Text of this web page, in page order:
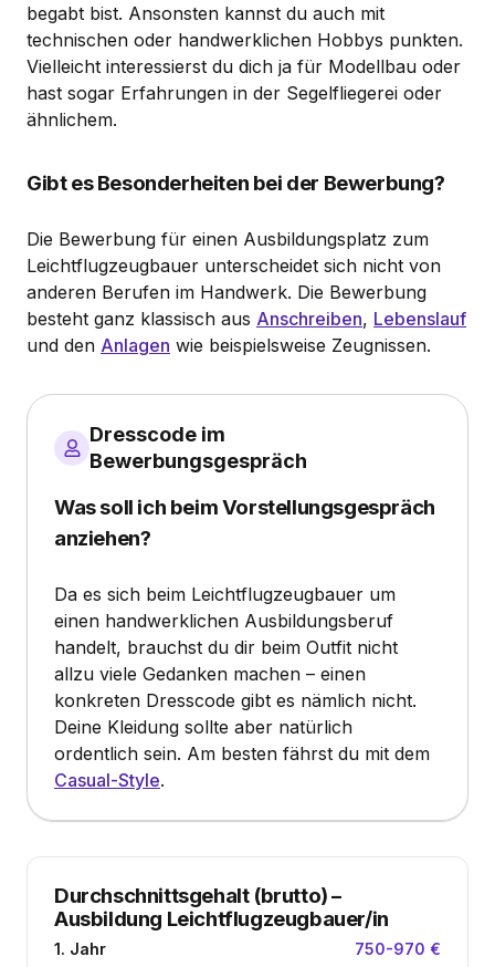
begabt bist. Ansonsten kannst du auch mit
technischen oder handwerklichen Hobbys punkten.
Vielleicht interessierst du dich ja für Modellbau oder
hast sogar Erfahrungen in der Segelfliegerei oder
ähnlichem.
Gibt es Besonderheiten bei der Bewerbung?
Die Bewerbung für einen Ausbildungsplatz zum
Leichtflugzeugbauer unterscheidet sich nicht von
anderen Berufen im Handwerk. Die Bewerbung
besteht ganz klassisch aus Anschreiben, Lebenslauf
und den Anlagen wie beispielsweise Zeugnissen.
Dresscode im
Bewerbungsgespräch
Was soll ich beim Vorstellungsgespräch
anziehen?
Da es sich beim Leichtflugzeugbauer um
einen handwerklichen Ausbildungsberuf
handelt, brauchst du dir beim Outfit nicht
allzu viele Gedanken machen – einen
konkreten Dresscode gibt es nämlich nicht.
Deine Kleidung sollte aber natürlich
ordentlich sein. Am besten fährst du mit dem
Casual-Style.
Durchschnittsgehalt (brutto)–
Ausbildung Leichtflugzeugbauer/in
1. Jahr 750-970 €